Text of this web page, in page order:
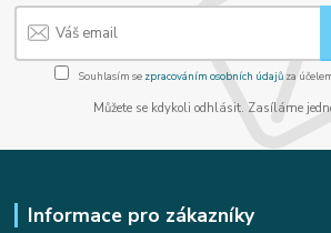
Souhlasím se zpracováním osobních údajůza
Můžete se kdykoli odhlásit. Zasíláme
Informace pro zákazníky